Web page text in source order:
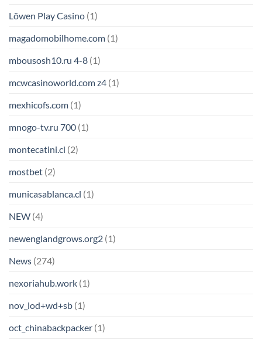
Löwen Play Casino (1)
magadomobilhome.com (1)
mbousosh10.ru 4-8 (1)
mcwcasinoworld.com z4 (1)
mexhicofs.com (1)
mnogo-tv.ru 700 (1)
montecatini.cl (2)
mostbet (2)
municasablanca.cl (1)
NEW (4)
newenglandgrows.org2 (1)
News (274)
nexoriahub.work (1)
nov_lod+wd+sb (1)
oct_chinabackpacker (1)